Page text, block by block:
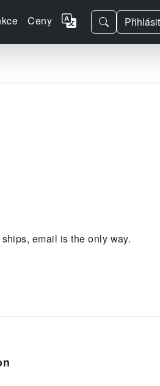
Ceny
email is the only way.